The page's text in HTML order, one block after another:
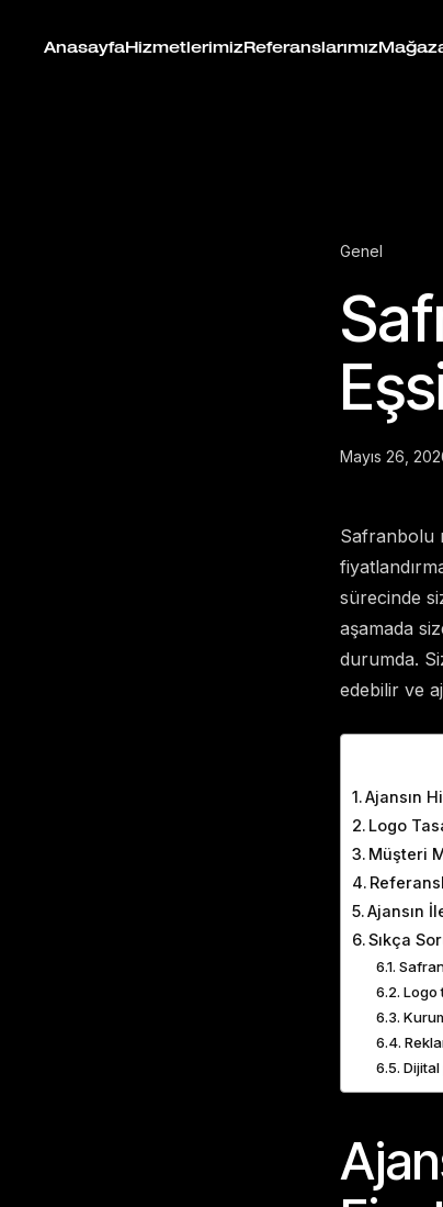
Anasayfa Hizmetlerimiz Referanslarımız
Genel
Mayıs 26,
Safranbolu
sürecinde
aşamada
durumda.
edebilir ve
Ajansın
Logo
Müşteri
Ajansın
Sıkça
Logo